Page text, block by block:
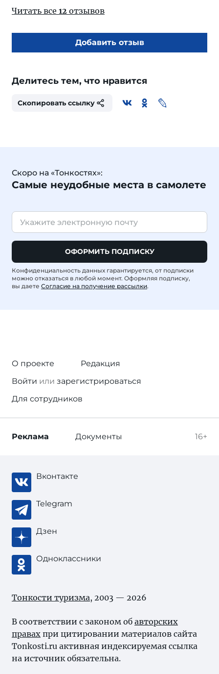
Читать все 12 отзывов
Добавить отзыв
Делитесь тем, что нравится
Скопировать ссылку
Скоро на «Тонкостях»:
Самые неудобные места в самолете
ОФОРМИТЬ ПОДПИСКУ
Конфиденциальность данных гарантируется, от подписки
можно отказаться в любой момент. Оформляя подписку,
вы даете Согласие на получение рассылки.
О проекте
Редакция
Войти или зарегистрироваться
Для сотрудников
16+
Реклама Документы
Вконтакте
Telegram
Дзен
Одноклассники
Тонкости туризма, 2003 — 2026
В соответствии с законом об авторских
правах при цитировании материалов сайта
Tonkosti.ru активная индексируемая ссылка
на источник обязательна.